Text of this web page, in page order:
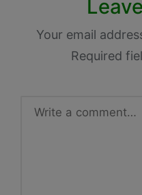
Your email
Required